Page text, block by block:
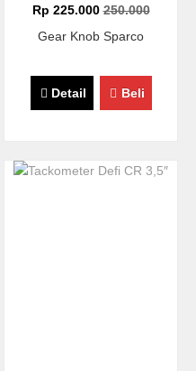
Rp 225.000250.000
Gear Knob Sparco
Detail Beli